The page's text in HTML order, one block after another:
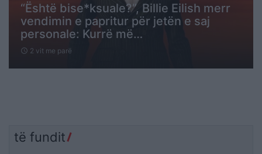
“Është bise*ksuale?”, Billie Eilish merr
vendimin e papritur për jetën e saj
personale: Kurrë më…
schedule 2 vit me parë
të fundit